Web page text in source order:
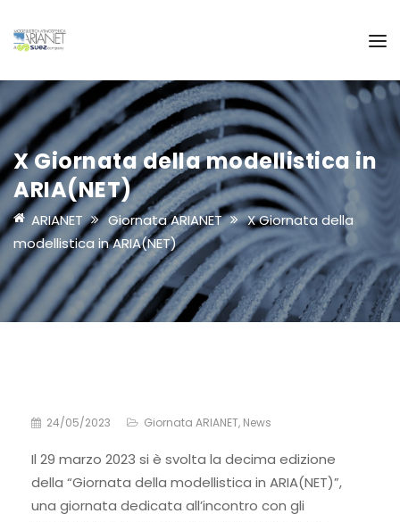
X Giornata della modellistica in
ARIA(NET)
ARIANET Giornata ARIANET
X Giornata della
modellistica in ARIA(NET)
24/05/2023 Giornata ARIANET, News
Il 29 marzo 2023 si è svolta la decima edizione
della “Giornata della modellistica in ARIA(NET)”,
una giornata dedicata all’incontro con gli